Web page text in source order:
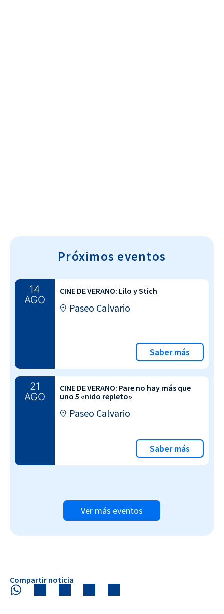
Próximos eventos
14
AGO
CINE DE VERANO: Lilo y Stich
Paseo Calvario
Saber más
21
AGO
CINE DE VERANO: Pare no hay más que
uno 5 «nido repleto»
Paseo Calvario
Saber más
Ver más eventos
Compartir noticia